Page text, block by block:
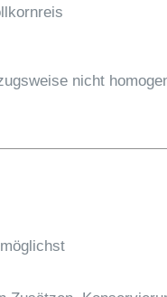
nicht
öglichst